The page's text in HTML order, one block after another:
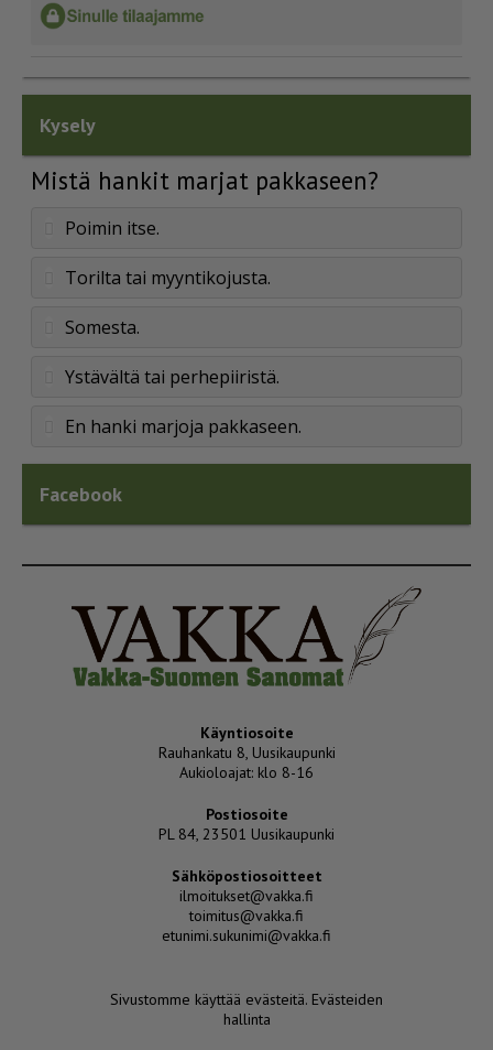
Kysely
Mistä hankit marjat pakkaseen?
Poimin itse.
Torilta tai myyntikojusta.
Somesta.
Ystävältä tai perhepiiristä.
En hanki marjoja pakkaseen.
Facebook
Käyntiosoite
Rauhankatu 8, Uusikaupunki
Aukioloajat: klo 8-16
Postiosoite
PL 84, 23501 Uusikaupunki
Sähköpostiosoitteet
ilmoitukset@vakka.fi
toimitus@vakka.fi
etunimi.sukunimi@vakka.fi
Sivustomme käyttää evästeitä. Evästeiden
hallinta